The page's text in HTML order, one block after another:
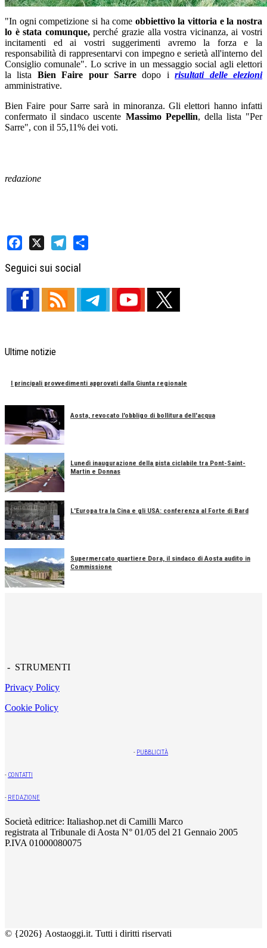
"In ogni competizione si ha come obbiettivo la vittoria e la nostra
lo è stata comunque,perché grazie alla vostra vicinanza, ai vostri
incitamenti ed ai vostri suggerimenti avremo la forza e la
responsabilità di rappresentarvi con impegno e serietà all'interno del
Consiglio comunale". Lo scrive in un messaggio social agli elettori
la lista Bien Faire pour Sarre dopo irisultati delle elezioni
amministrative.
Bien Faire pour Sarre sarà in minoranza. Gli elettori hanno infatti
confermato il sindaco uscente Massimo Pepellin, della lista "Per
Sarre", con il 55,11% dei voti.
redazione
Seguici sui social
Ultime notizie
I principali provvedimenti approvati dalla Giunta regionale
Aosta, revocato l'obbligo di bollitura dell'acqua
Lunedì inaugurazione della pista ciclabile tra Pont-Saint-
Martin e Donnas
L'Europa tra la Cina e gli USA: conferenza al Forte di Bard
Supermercato quartiere Dora, il sindaco di Aosta audito in
Commissione
- STRUMENTI
Privacy Policy
Cookie Policy
- PUBBLICITÀ
- CONTATTI
- REDAZIONE
Società editrice: Italiashop.net di Camilli Marco
registrata al Tribunale di Aosta N° 01/05 del 21 Gennaio 2005
P.IVA 01000080075
© {2026} Aostaoggi.it. Tutti i diritti riservati